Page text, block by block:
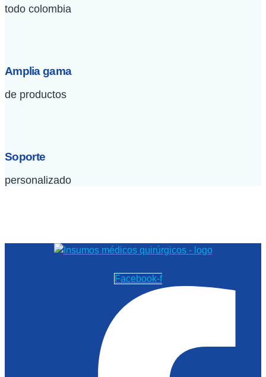
todo colombia
Amplia gama
de productos
Soporte
personalizado
Facebook-f